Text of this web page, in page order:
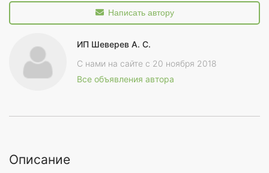
Написать автору
ИП Шеверев А. С.
С нами на сайте с 20 ноября 2018
Все объявления автора
Описание